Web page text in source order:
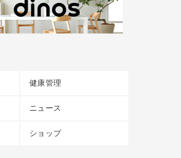
健康管理
ニュース
ショップ